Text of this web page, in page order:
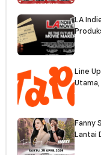
LA
Line
Fanny
Lantai